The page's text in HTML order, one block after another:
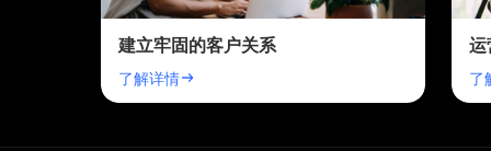
建立牢固的客户关系
了解详情
运
了